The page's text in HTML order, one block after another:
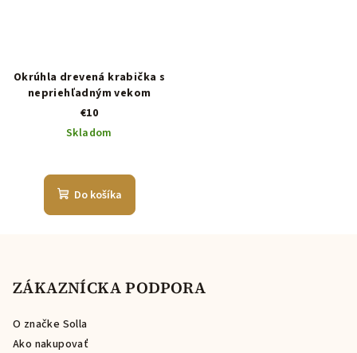
Okrúhla drevená krabička s
nepriehľadným vekom
€10
Skladom
Do košíka
ZÁKAZNÍCKA PODPORA
O značke Solla
Ako nakupovať